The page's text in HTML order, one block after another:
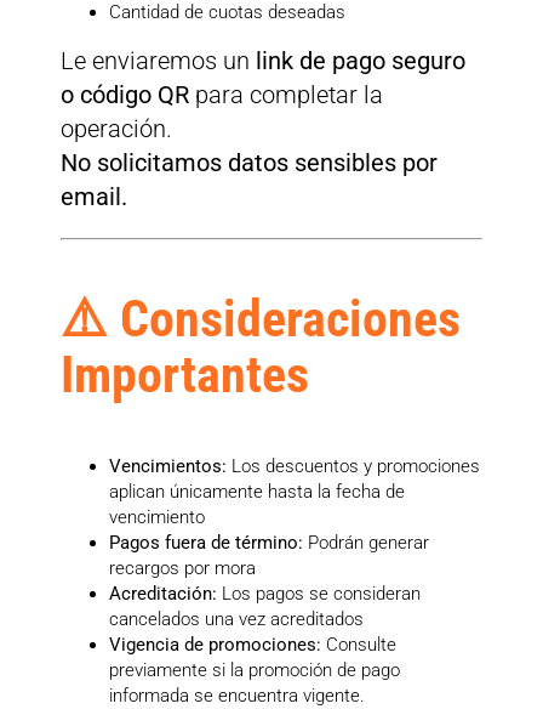
Cantidad de cuotas deseadas
Le enviaremos un link de pago seguro
o código QR para completar la
operación.
No solicitamos datos sensibles por
email.
⚠️ Consideraciones
Importantes
Vencimientos: Los descuentos y promociones
aplican únicamente hasta la fecha de
vencimiento
Pagos fuera de término: Podrán generar
recargos por mora
Acreditación: Los pagos se consideran
cancelados una vez acreditados
Vigencia de promociones: Consulte
previamente si la promoción de pago
informada se encuentra vigente.